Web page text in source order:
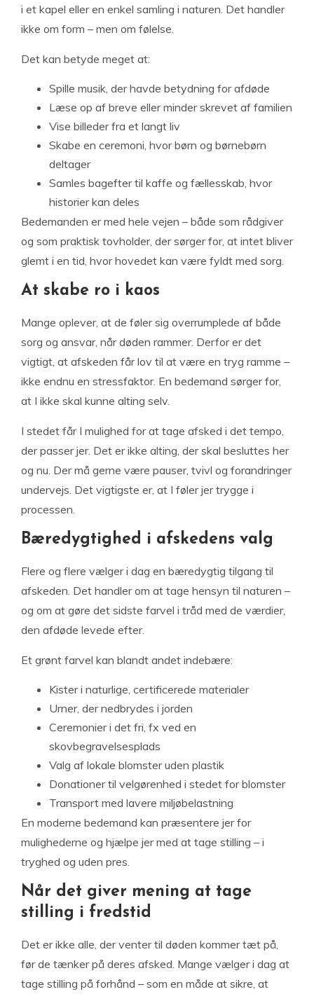
i et kapel eller en enkel samling i naturen. Det handler
ikke om form – men om følelse.
Det kan betyde meget at:
Spille musik, der havde betydning for afdøde
Læse op af breve eller minder skrevet af familien
Vise billeder fra et langt liv
Skabe en ceremoni, hvor børn og børnebørn
deltager
Samles bagefter til kaffe og fællesskab, hvor
historier kan deles
Bedemanden er med hele vejen – både som rådgiver
og som praktisk tovholder, der sørger for, at intet bliver
glemt i en tid, hvor hovedet kan være fyldt med sorg.
At skabe ro i kaos
Mange oplever, at de føler sig overrumplede af både
sorg og ansvar, når døden rammer. Derfor er det
vigtigt, at afskeden får lov til at være en tryg ramme –
ikke endnu en stressfaktor. En bedemand sørger for,
at I ikke skal kunne alting selv.
I stedet får I mulighed for at tage afsked i det tempo,
der passer jer. Det er ikke alting, der skal besluttes her
og nu. Der må gerne være pauser, tvivl og forandringer
undervejs. Det vigtigste er, at I føler jer trygge i
processen.
Bæredygtighed i afskedens valg
Flere og flere vælger i dag en bæredygtig tilgang til
afskeden. Det handler om at tage hensyn til naturen –
og om at gøre det sidste farvel i tråd med de værdier,
den afdøde levede efter.
Et grønt farvel kan blandt andet indebære:
Kister i naturlige, certificerede materialer
Urner, der nedbrydes i jorden
Ceremonier i det fri, fx ved en
skovbegravelsesplads
Valg af lokale blomster uden plastik
Donationer til velgørenhed i stedet for blomster
Transport med lavere miljøbelastning
En moderne bedemand kan præsentere jer for
mulighederne og hjælpe jer med at tage stilling – i
tryghed og uden pres.
Når det giver mening at tage
stilling i fredstid
Det er ikke alle, der venter til døden kommer tæt på,
før de tænker på deres afsked. Mange vælger i dag at
tage stilling på forhånd – som en måde at sikre, at